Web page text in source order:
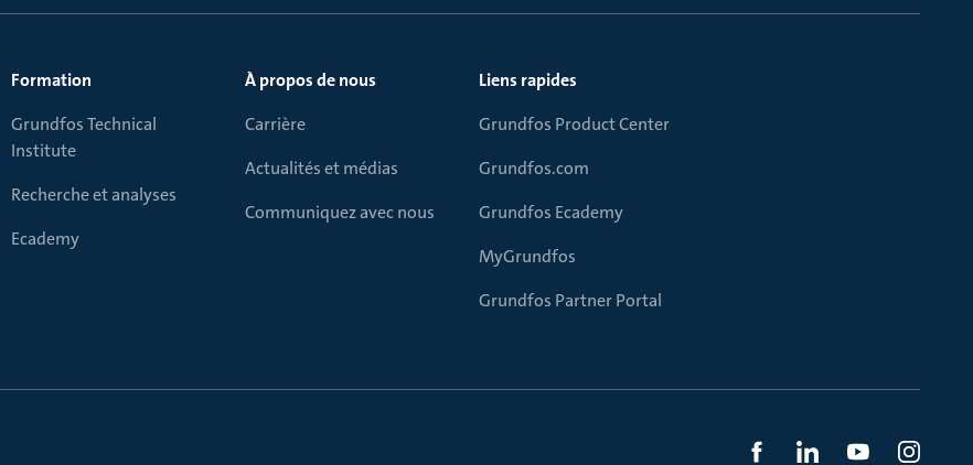
Formation
Grundfos Technical
Institute
Recherche et analyses
Ecademy
À propos de nous
Carrière
Actualités et médias
Communiquez avec nous
Liens rapides
Grundfos Product Center
Grundfos.com
Grundfos Ecademy
MyGrundfos
Grundfos Partner Portal